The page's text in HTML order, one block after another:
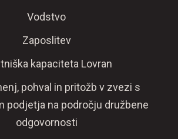
Vodstvo
Zaposlitev
kapaciteta Lovran
pohval in pritožb v zvezi s
podjetja na področju družbene
odgovornosti